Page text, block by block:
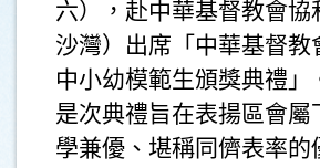
六），赴中華基督教會協
沙灣）出席「中華基督教
中小幼模範生頒獎典禮」
是次典禮旨在表揚區會屬
學兼優、堪稱同儕表率的